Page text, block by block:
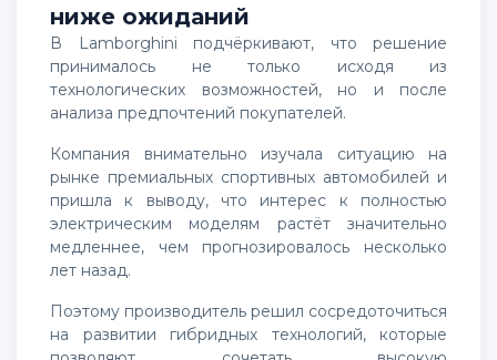
ниже ожиданий
В Lamborghini подчёркивают, что решение
принималось не только исходя из
технологических возможностей, но и после
анализа предпочтений покупателей.
Компания внимательно изучала ситуацию на
рынке премиальных спортивных автомобилей и
пришла к выводу, что интерес к полностью
электрическим моделям растёт значительно
медленнее, чем прогнозировалось несколько
лет назад.
Поэтому производитель решил сосредоточиться
на развитии гибридных технологий, которые